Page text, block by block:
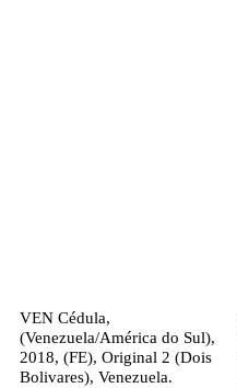
VEN Cédula,
(Venezuela/América do Sul),
2018, (FE), Original 2 (Dois
Bolivares), Venezuela.